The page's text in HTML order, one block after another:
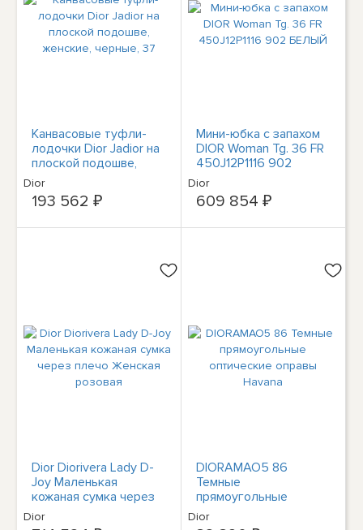
Канвасовые туфли-
лодочки Dior Jadior на
плоской подошве,
женские, черные, 37
Dior
193 562 ₽
Мини-юбка с запахом
DIOR Woman Tg. 36 FR
450J12P1116 902
БЕЛЫЙ
Dior
609 854 ₽
Dior Diorivera Lady D-
Joy Маленькая
кожаная сумка через
плечо Женская
розовая
Dior
DIORAMAO5 86
Темные
прямоугольные
оптические оправы
Havana
Dior